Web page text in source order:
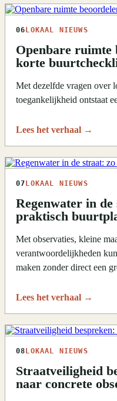
06 LOKAAL NIEUWS
Openbare ruimte
korte
Met dezelfde vragen over
toegankelijkheid ontstaat
Lees het verhaal →
07 LOKAAL NIEUWS
Regenwater in
praktisch
Met observaties, kleine
verantwoordelijkheden
maken zonder direct een
Lees het verhaal →
08 LOKAAL NIEUWS
Straatveiligheid
naar concrete